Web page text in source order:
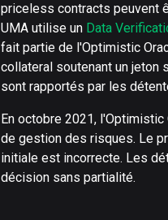
priceless contracts peuvent
UMA utilise un Data
fait partie de l'Optimistic
collateral soutenant un
sont rapportés par les
En octobre 2021,
de gestion des risques. Le
initiale est incorrecte. Les
décision sans partialité.